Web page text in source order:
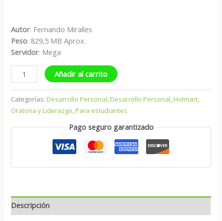
Autor: Fernando Miralles
Peso: 829,5 MB Aprox.
Servidor: Mega
Añadir al carrito
Categorías:Desarrollo Personal,Desarrollo Personal,Hotmart,
Oratoria y Liderazgo,Para estudiantes
Pago seguro garantizado
Descripción